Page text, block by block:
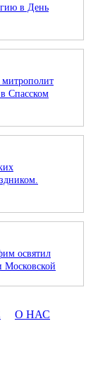
в День
Спасском
освятил
Московской
О НАС